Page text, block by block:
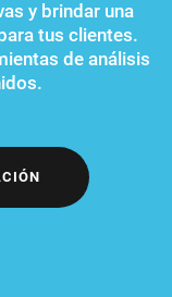
y brindar una
tus clientes.
de análisis